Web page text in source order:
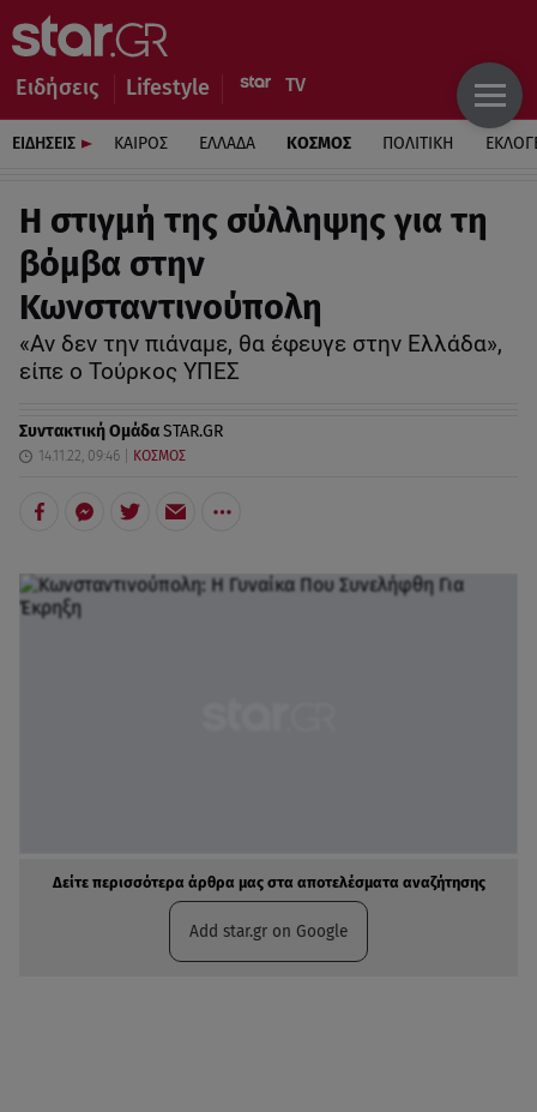
Ειδήσεις Lifestyle
ΕΙΔΗΣΕΙΣ ΚΑΙΡΟΣ ΕΛΛΑΔΑ ΚΟΣΜΟΣ ΠΟΛΙΤΙΚΗ
Η στιγμή της σύλληψης για τη
βόμβα στην
Κωνσταντινούπολη
«Αν δεν την πιάναμε, θα έφευγε στην Ελλάδα»,
είπε ο Τούρκος ΥΠΕΣ
Συντακτική ΟμάδαSTAR.GR
14.11.22, 09:46 ΚΟΣΜΟΣ
Δείτε περισσότερα άρθρα μας στα αποτελέσματα αναζήτησης
Add star.gr on Google